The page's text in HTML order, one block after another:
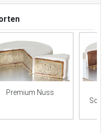
Premium Nuss